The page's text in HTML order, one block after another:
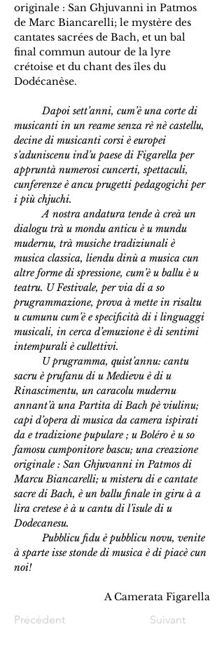
originale : San Ghjuvanni in Patmos
de Marc Biancarelli; le mystère des
cantates sacrées de Bach, et un bal
final commun autour de la lyre
crétoise et du chant des îles du
Dodécanèse.
	Dapoi sett’anni, cum’è una corte di
musicanti in un reame senza rè nè castellu,
decine di musicanti corsi è europei
s’aduniscenu ind’u paese di Figarella per
appruntà numerosi cuncerti, spettaculi,
cunferenze è ancu prugetti pedagogichi per
i più chjuchi.
	A nostra andatura tende à creà un
dialogu trà u mondu anticu è u mundu
mudernu, trà musiche tradiziunali è
musica classica, liendu dinù a musica cun
altre forme di spressione, cum’è u ballu è u
teatru. U Festivale, per via di a so
prugrammazione, prova à mette in risaltu
u cumunu cum’è e specificità di i linguaggi
musicali, in cerca d’emuzione è di sentimi
intempurali è cullettivi.
sacru è prufanu di u Medievu è di u
Rinascimentu, un caracolu mudernu
annant’à una Partita di Bach pè viulinu;
capi d’opera di musica da camera ispirati
da e tradizione pupulare ; u Boléro è u so
famosu cumponitore bascu; una creazione
originale : San Ghjuvanni in Patmos di
Marcu Biancarelli; u misteru di e cantate
sacre di Bach, è un ballu finale in giru à a
lira cretese è à u cantu di l’isule di u
Dodecanesu.
à sparte isse stonde di musica è di piacè cun
noi!
A Camerata Figarella
Précédent Suivant